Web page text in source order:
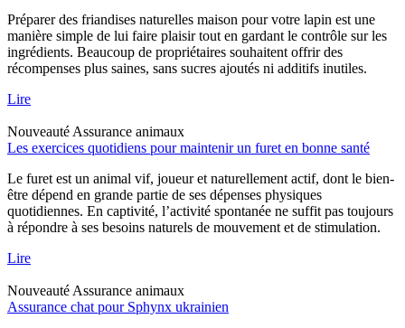
Préparer des friandises naturelles maison pour votre lapin est une
manière simple de lui faire plaisir tout en gardant le contrôle sur les
ingrédients. Beaucoup de propriétaires souhaitent offrir des
récompenses plus saines, sans sucres ajoutés ni additifs inutiles.
Lire
Nouveauté Assurance animaux
Les exercices quotidiens pour maintenir un furet en bonne santé
Le furet est un animal vif, joueur et naturellement actif, dont le bien-
être dépend en grande partie de ses dépenses physiques
quotidiennes. En captivité, l’activité spontanée ne suffit pas toujours
à répondre à ses besoins naturels de mouvement et de stimulation.
Lire
Nouveauté Assurance animaux
Assurance chat pour Sphynx ukrainien